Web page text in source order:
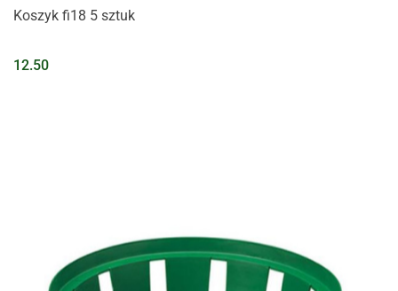
Koszyk fi18 5 sztuk
12.50